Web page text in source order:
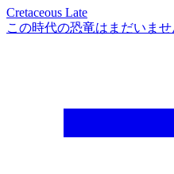
Cretaceous Late
この時代の恐竜はまだいませ